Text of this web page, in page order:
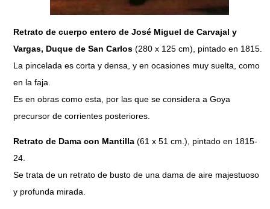
Retrato de cuerpo entero de José Miguel de Carvajal y
Vargas, Duque de San Carlos (280 x 125 cm), pintado en 1815.
La pincelada es corta y densa, y en ocasiones muy suelta, como
en la faja.
Es en obras como esta, por las que se considera a Goya
precursor de corrientes posteriores.
Retrato de Dama con Mantilla (61 x 51 cm.), pintado en 1815-
24.
Se trata de un retrato de busto de una dama de aire majestuoso
y profunda mirada.